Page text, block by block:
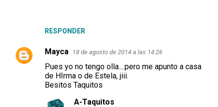
RESPONDER
Mayca 18 de agosto de 2014 a las 14:26
Pues yo no tengo olla....pero me apunto a casa
de HIrma o de Estela, jiii.
Besitos Taquitos
A-Taquitos